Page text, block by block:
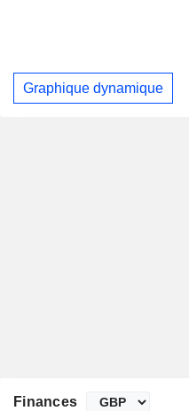
Graphique dynamique
Finances